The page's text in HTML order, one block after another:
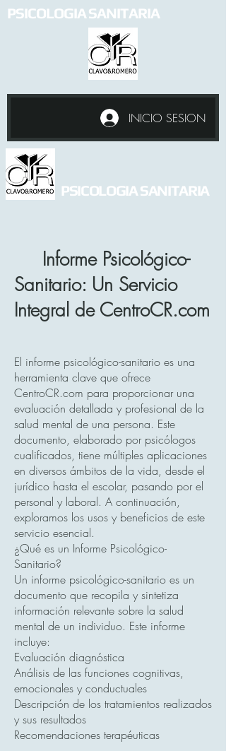
PSICOLOGIA SANITARIA
INICIO SESION
PSICOLOGIA SANITARIA
Informe Psicológico-
Sanitario: Un Servicio
Integral de CentroCR.com
El informe psicológico-sanitario es una
herramienta clave que ofrece
CentroCR.com para proporcionar una
evaluación detallada y profesional de la
salud mental de una persona. Este
documento, elaborado por psicólogos
cualificados, tiene múltiples aplicaciones
en diversos ámbitos de la vida, desde el
jurídico hasta el escolar, pasando por el
personal y laboral. A continuación,
exploramos los usos y beneficios de este
servicio esencial.
¿Qué es un Informe Psicológico-
Sanitario?
Un informe psicológico-sanitario es un
documento que recopila y sintetiza
información relevante sobre la salud
mental de un individuo. Este informe
incluye:
Evaluación diagnóstica
Análisis de las funciones cognitivas,
emocionales y conductuales
Descripción de los tratamientos realizados
y sus resultados
Recomendaciones terapéuticas